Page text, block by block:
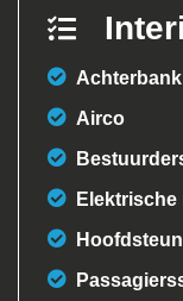
Airco